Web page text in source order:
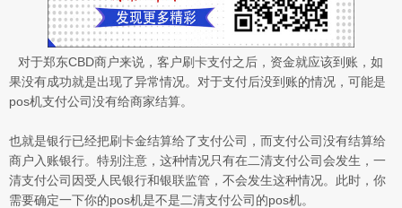
对于郑东CBD商户来说，客户刷卡支付之后，资金就应该到账，如
果没有成功就是出现了异常情况。对于支付后没到账的情况，可能是
pos机支付公司没有给商家结算。
也就是银行已经把刷卡金结算给了支付公司，而支付公司没有结算给
商户入账银行。特别注意，这种情况只有在二清支付公司会发生，一
清支付公司因受人民银行和银联监管，不会发生这种情况。此时，你
需要确定一下你的pos机是不是二清支付公司的pos机。